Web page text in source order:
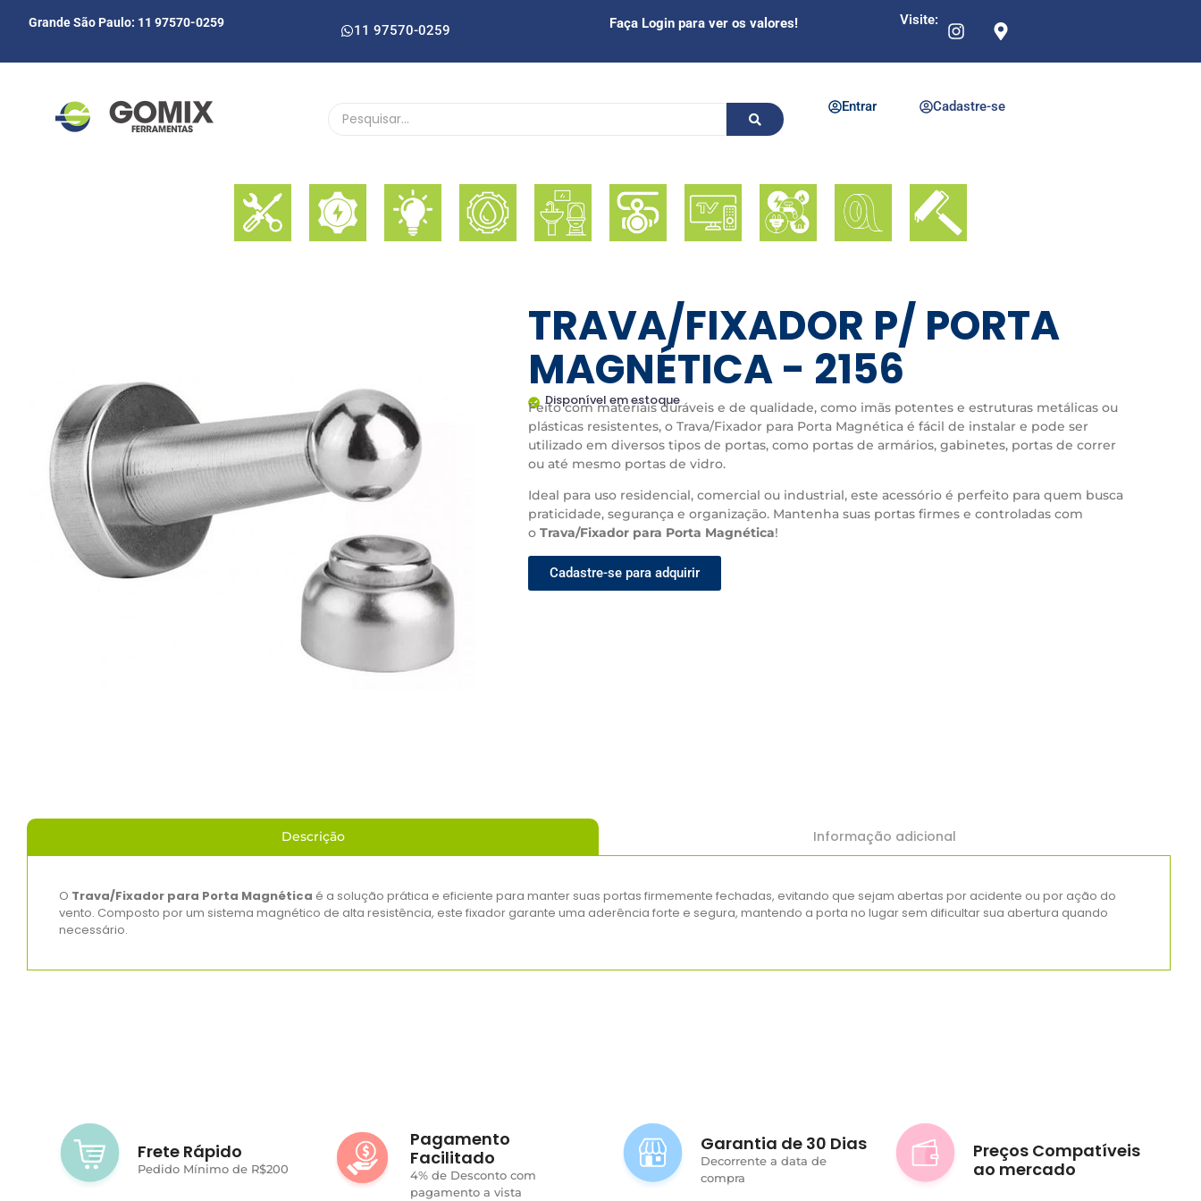
Grande São Paulo: 11 97570-0259 11 97570-0259 Faça Login para ver os valores! Visite:
Entrar Cadastre-se
TRAVA/FIXADOR P/ PORTA
MAGNÉTICA - 2156
Disponível em estoque
Feito com materiais duráveis e de qualidade, como imãs potentes e estruturas metálicas ou
plásticas resistentes, o Trava/Fixador para Porta Magnética é fácil de instalar e pode ser
utilizado em diversos tipos de portas, como portas de armários, gabinetes, portas de correr
ou até mesmo portas de vidro.
Ideal para uso residencial, comercial ou industrial, este acessório é perfeito para quem busca
praticidade, segurança e organização. Mantenha suas portas firmes e controladas com
o Trava/Fixador para Porta Magnética!
Cadastre-se para adquirir
Descrição Informação adicional
O Trava/Fixador para Porta Magnética é a solução prática e eficiente para manter suas portas firmemente fechadas, evitando que sejam abertas por acidente ou por ação do
vento. Composto por um sistema magnético de alta resistência, este fixador garante uma aderência forte e segura, mantendo a porta no lugar sem dificultar sua abertura quando
necessário.
Frete Rápido
Pedido Mínimo de R$200
Pagamento
Facilitado
4% de Desconto com
pagamento a vista
Garantia de 30 Dias
Decorrente a data de
compra
Preços Compatíveis
ao mercado